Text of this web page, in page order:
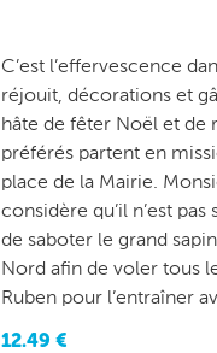
C’est l’effervescence
réjouit, décorations et
hâte de fêter Noël et de
préférés partent en
place de la Mairie.
considère qu’il n’est
de saboter le grand
Nord afin de voler tous
Ruben pour l’entraîner
12.49 €